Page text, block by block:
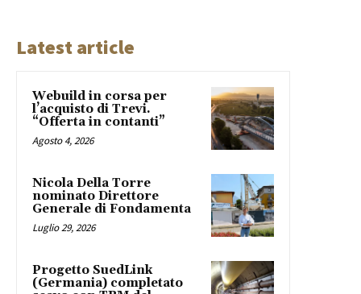
Latest article
Webuild in corsa per
l’acquisto di Trevi.
“Offerta in contanti”
Agosto 4, 2026
Nicola Della Torre
nominato Direttore
Generale di Fondamenta
Luglio 29, 2026
Progetto SuedLink
(Germania) completato